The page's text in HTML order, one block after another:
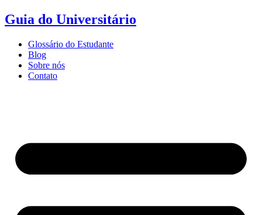
Ir
para
conteúdo
Guia do Universitário
Glossário do Estudante
Blog
Sobre nós
Contato